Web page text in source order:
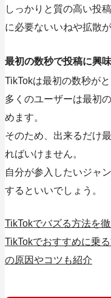
しっかりと質の高い投
に必要ないいねや拡散
最初の数秒で投稿に興
TikTokは最初の数秒がと
多くのユーザーは最初
めます。
そのため、出来るだけ
ればいけません。
自分が参入したいジャ
するといいでしょう。
TikTokでバズる方法を
TikTokでおすすめに乗
の原因やコツも紹介